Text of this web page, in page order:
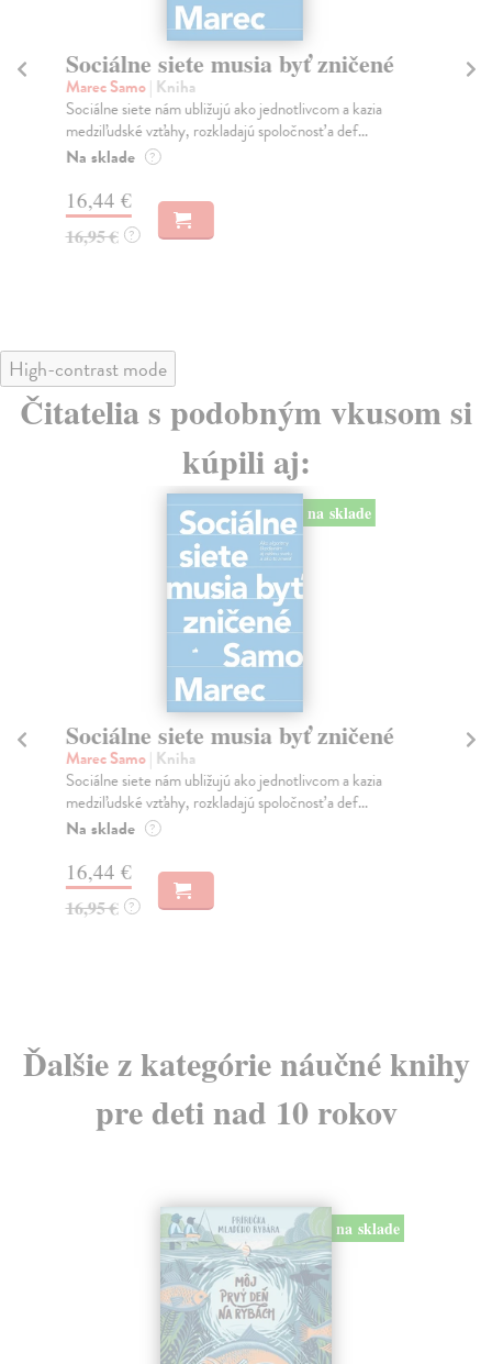
Sociálne siete musia byť zničené
Marec Samo| Kniha
Sociálne siete nám ubližujú ako jednotlivcom a kazia
medziľudské vzťahy, rozkladajú spoločnosť a def...
Na sklade ?
16,44 €
16,95 € ?
High-contrast mode
Čitatelia s podobným vkusom si
kúpili aj:
na sklade
Sociálne siete musia byť zničené
Marec Samo| Kniha
Sociálne siete nám ubližujú ako jednotlivcom a kazia
medziľudské vzťahy, rozkladajú spoločnosť a def...
Na sklade ?
16,44 €
16,95 € ?
Ďalšie z kategórie náučné knihy
pre deti nad 10 rokov
na sklade